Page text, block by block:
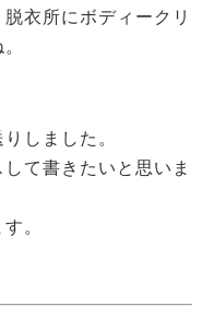
衣所にボディークリ
しました。
て書きたいと思いま
。